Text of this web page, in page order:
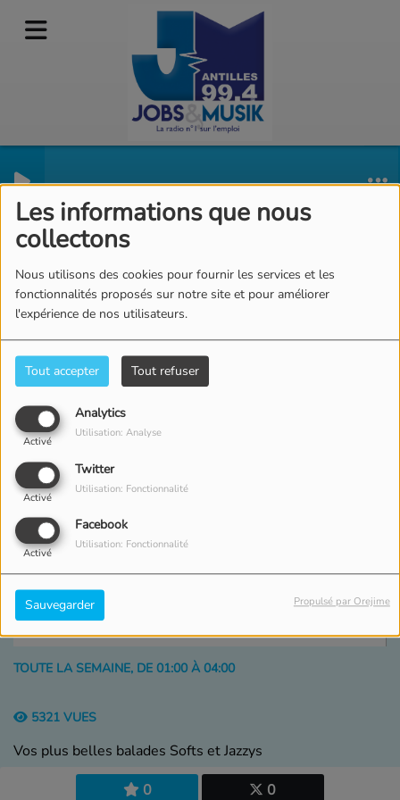
Les informations que nous
collectons
Nous utilisons des cookies pour fournir les services et les
fonctionnalités proposés sur notre site et pour améliorer
l'expérience de nos utilisateurs.
Tout accepter Tout refuser
Analytics
Activé
Utilisation: Analyse
Twitter
Activé
Utilisation: Fonctionnalité
Facebook
Activé
Utilisation: Fonctionnalité
Sauvegarder Propulsé par Orejime
01h : 04h Jobs & Soft
0 0
TOUTE LA SEMAINE, DE 01:00 À 04:00
5321 VUES
Vos plus belles balades Softs et Jazzys